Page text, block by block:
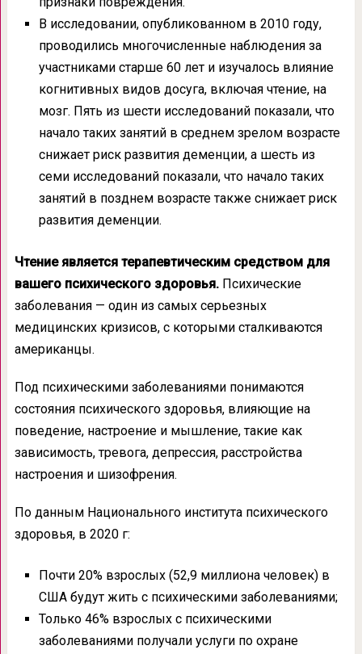
В исследовании, опубликованном в 2010 году,
проводились многочисленные наблюдения за
участниками старше 60 лет и изучалось влияние
когнитивных видов досуга, включая чтение, на
мозг. Пять из шести исследований показали, что
начало таких занятий в среднем зрелом возрасте
снижает риск развития деменции, а шесть из
семи исследований показали, что начало таких
занятий в позднем возрасте также снижает риск
развития деменции.
Чтение является терапевтическим средством для
вашего психического здоровья.Психические
заболевания — один из самых серьезных
медицинских кризисов, с которыми сталкиваются
американцы.
Под психическими заболеваниями понимаются
состояния психического здоровья, влияющие на
поведение, настроение и мышление, такие как
зависимость, тревога, депрессия, расстройства
настроения и шизофрения.
По данным Национального института психического
здоровья, в 2020 г:
Почти 20% взрослых (52,9 миллиона человек) в
США будут жить с психическими заболеваниями;
Только 46% взрослых с психическими
заболеваниями получали услуги по охране